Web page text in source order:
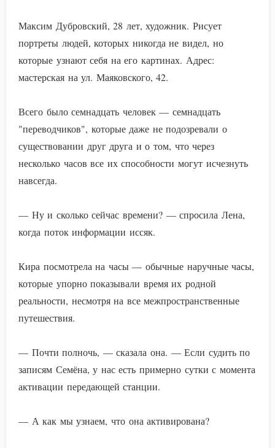
Максим Дубровский, 28 лет, художник. Рисует
портреты людей, которых никогда не видел, но
которые узнают себя на его картинах. Адрес:
мастерская на ул. Маяковского, 42.
Всего было семнадцать человек — семнадцать
"переводчиков", которые даже не подозревали о
существовании друг друга и о том, что через
несколько часов все их способности могут исчезнуть
навсегда.
— Ну и сколько сейчас времени? — спросила Лена,
когда поток информации иссяк.
Кира посмотрела на часы — обычные наручные часы,
которые упорно показывали время их родной
реальности, несмотря на все межпространственные
путешествия.
— Почти полночь, — сказала она. — Если судить по
записям Семёна, у нас есть примерно сутки с момента
активации передающей станции.
— А как мы узнаем, что она активирована?